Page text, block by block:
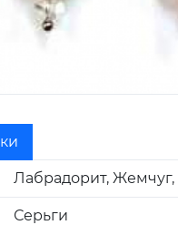
Лабрадорит,
Серьги